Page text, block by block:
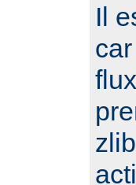
Il